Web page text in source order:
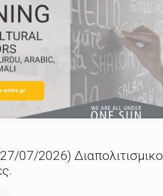
07/2026)